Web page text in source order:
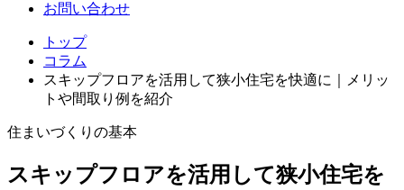
お問い合わせ
トップ
コラム
スキップフロアを活用して狭小住宅を快適に｜メリッ
トや間取り例を紹介
住まいづくりの基本
スキップフロアを活用して狭小住宅を